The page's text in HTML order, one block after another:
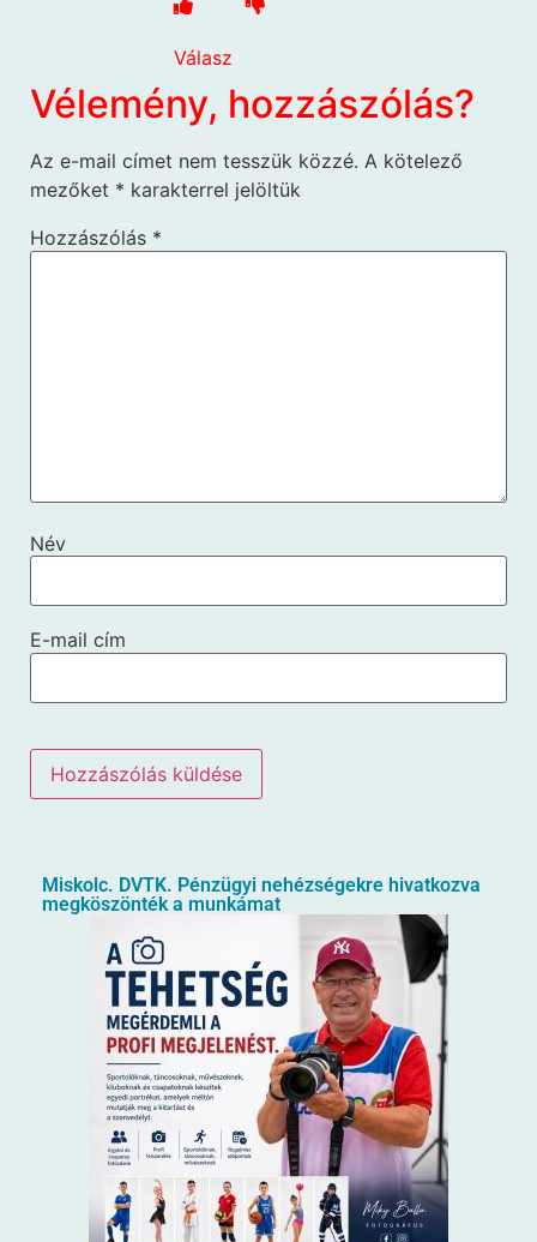
Válasz
Vélemény, hozzászólás?
Az e-mail címet nem tesszük közzé. A kötelező
mezőket * karakterrel jelöltük
Hozzászólás *
Név
E-mail cím
Miskolc. DVTK. Pénzügyi nehézségekre hivatkozva
megköszönték a munkámat